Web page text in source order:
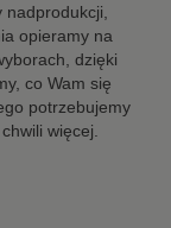
nadprodukcji,
opieramy na
dzięki
co Wam się
potrzebujemy
więcej.